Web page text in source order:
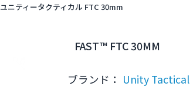
ユニティータクティカル FTC 30mm
FAST™ FTC 30MM
ブランド： Unity Tactical